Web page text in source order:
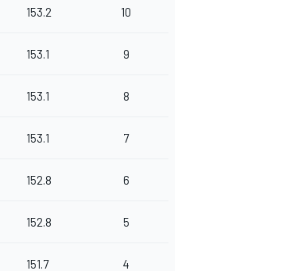
153.2 10
153.1 9
153.1 8
153.1 7
152.8 6
152.8 5
151.7 4